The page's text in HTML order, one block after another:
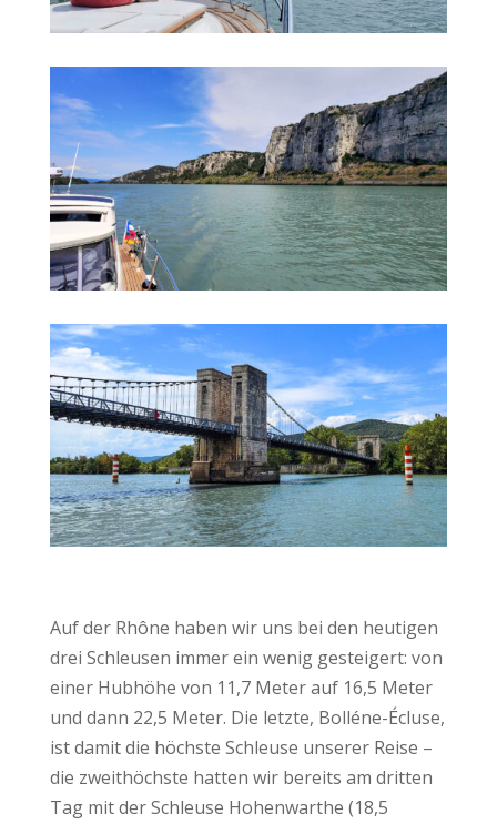
Auf der Rhône haben wir uns bei den heutigen
drei Schleusen immer ein wenig gesteigert: von
einer Hubhöhe von 11,7 Meter auf 16,5 Meter
und dann 22,5 Meter. Die letzte, Bolléne-Écluse,
ist damit die höchste Schleuse unserer Reise –
die zweithöchste hatten wir bereits am dritten
Tag mit der Schleuse Hohenwarthe (18,5